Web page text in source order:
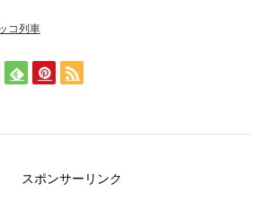
コ列車
スポンサーリンク